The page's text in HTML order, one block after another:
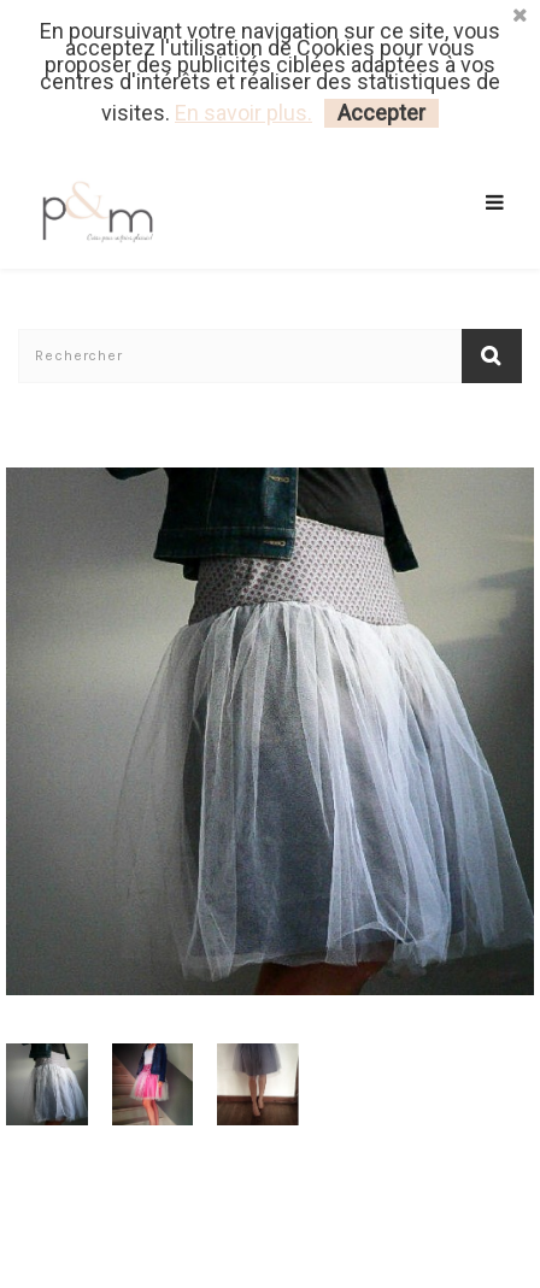
Fr| En Euro | USD
MON PANIER CONNECTEZ-VOUS
En poursuivant votre navigation sur ce site, vous
acceptez l'utilisation de Cookies pour vous
proposer des publicités ciblées adaptées à vos
centres d'intérêts et réaliser des statistiques de
visites. En savoir plus. Accepter